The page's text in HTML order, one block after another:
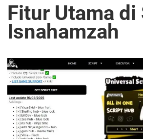
Fitur Utama di
Isnahamzah